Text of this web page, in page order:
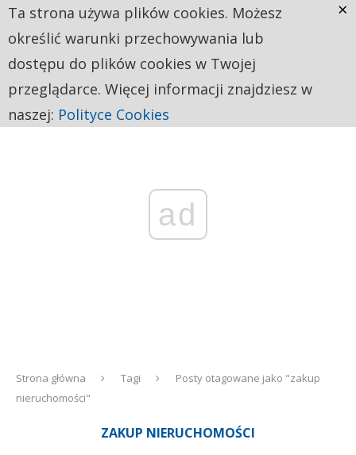
ad
Strona główna Tagi
Posty otagowane jako "zakup
nieruchomości"
ZAKUP NIERUCHOMOŚCI
Ta strona używa plików cookies. Możesz
określić warunki przechowywania lub
dostępu do plików cookies w Twojej
przeglądarce. Więcej informacji znajdziesz w
naszej: Polityce Cookies
×